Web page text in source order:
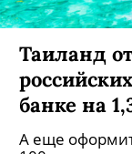
Таиланд
банке на